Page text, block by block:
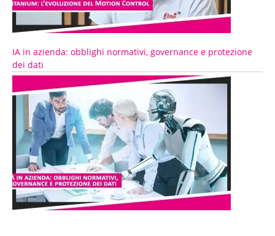
IA in azienda: obblighi normativi, governance e protezione
dei dati